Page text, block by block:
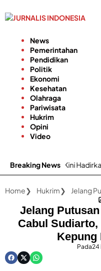
ke
News
Pemerintahan
Pendidikan
Politik
Ekonomi
Kesehatan
Olahraga
Pariwisata
Hukrim
Opini
Video
Breaking News
Sumenep Kini Hadirkan
Home Hukrim
Jelang
Cabul Sudiarto,
Kepung
Pada24